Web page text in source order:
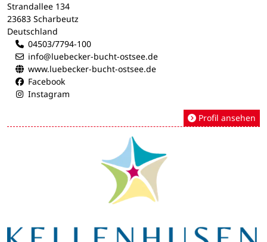
Strandallee 134
23683 Scharbeutz
Deutschland
04503/7794-100
info@luebecker-bucht-ostsee.de
www.luebecker-bucht-ostsee.de
Facebook
Instagram
Profil ansehen